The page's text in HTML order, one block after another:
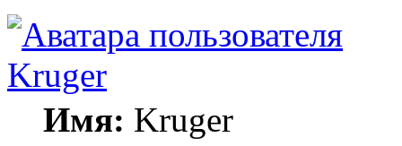
Kruger
Имя: Kruger